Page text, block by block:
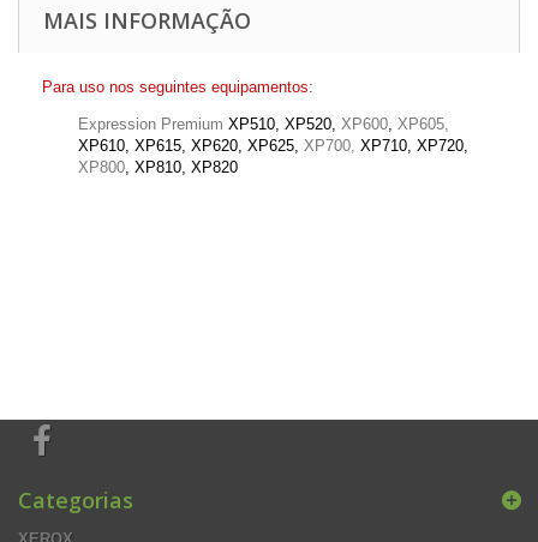
MAIS INFORMAÇÃO
Para uso nos seguintes equipamentos:
Expression Premium XP510, XP520, XP600, XP605,
XP610, XP615, XP620, XP625, XP700, XP710, XP720,
XP800, XP810, XP820
Categorias